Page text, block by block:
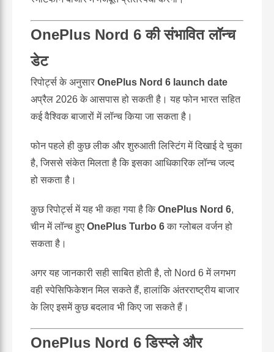
OnePlus Nord 6 की संभावित लॉन्च
डेट
रिपोर्ट्स के अनुसार OnePlus Nord 6 launch date
अप्रैल 2026 के आसपास हो सकती है। यह फोन भारत सहित
कई वैश्विक बाजारों में लॉन्च किया जा सकता है।
फोन पहले ही कुछ लीक और शुरुआती लिस्टिंग में दिखाई दे चुका
है, जिससे संकेत मिलता है कि इसका आधिकारिक लॉन्च जल्द
हो सकता है।
कुछ रिपोर्ट्स में यह भी कहा गया है कि OnePlus Nord 6,
चीन में लॉन्च हुए OnePlus Turbo 6का ग्लोबल वर्जन हो
सकता है।
अगर यह जानकारी सही साबित होती है, तो Nord 6 में लगभग
वही स्पेसिफिकेशन मिल सकते हैं, हालांकि अंतरराष्ट्रीय बाजार
के लिए इसमें कुछ बदलाव भी किए जा सकते हैं।
OnePlus Nord 6 डिस्प्ले और